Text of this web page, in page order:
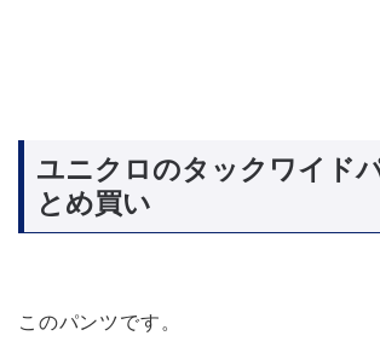
ユニクロのタックワイド
とめ買い
このパンツです。